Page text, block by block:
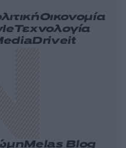
Οικονομία
Τεχνολογία
Driveit
Melas Blog